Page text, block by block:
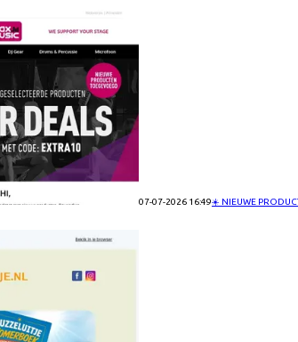
07-07-2026 16:49☀️ NIEUWE